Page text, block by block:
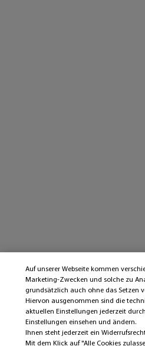
Auf unserer Webseite kommen
Marketing-Zwecken und solche zu
grundsätzlich auch ohne das Setzen
Hiervon ausgenommen sind die
aktuellen Einstellungen jederzeit
Einstellungen einsehen und ändern.
Ihnen steht jederzeit ein
Mit dem Klick auf "Alle Cookies